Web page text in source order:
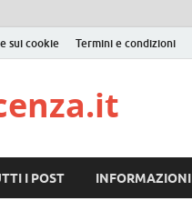
sui cookie Termini e condizioni
I POST INFORMAZIONI